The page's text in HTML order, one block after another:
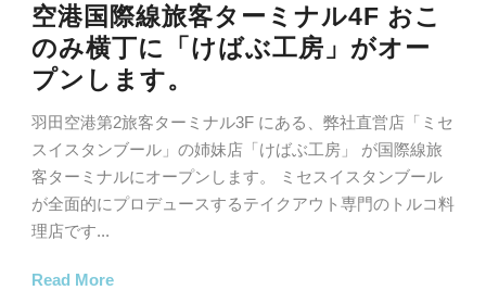
空港国際線旅客ターミナル4F おこ
のみ横丁に「けばぶ工房」がオー
プンします。
羽田空港第2旅客ターミナル3F にある、弊社直営店「ミセ
スイスタンブール」の姉妹店「けばぶ工房」 が国際線旅
客ターミナルにオープンします。 ミセスイスタンブール
が全面的にプロデュースするテイクアウト専門のトルコ料
理店です...
Read More